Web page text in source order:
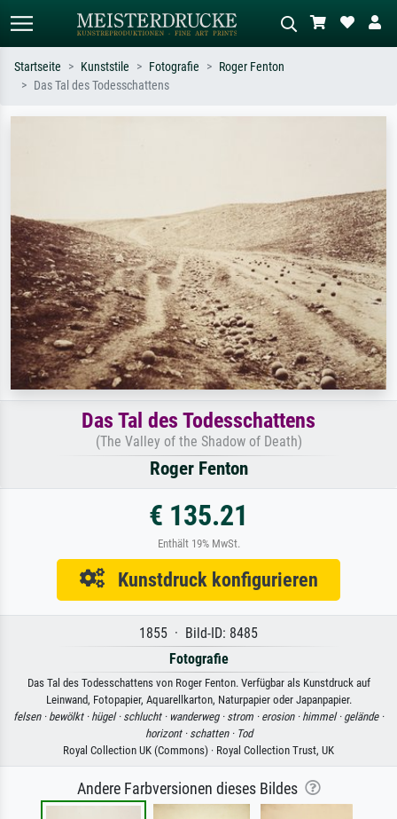
Startseite Kunststile Fotografie
Roger Fenton
Das Tal des Todesschattens
Das Tal des Todesschattens
(The Valley of the Shadow of Death)
Roger Fenton
€ 135.21
Enthält 19% MwSt.
Kunstdruck konfigurieren
1855 · Bild-ID: 8485
Fotografie
Das Tal des Todesschattens von Roger Fenton. Verfügbar als Kunstdruck auf
Leinwand, Fotopapier, Aquarellkarton, Naturpapier oder Japanpapier.
felsen · bewölkt · hügel · schlucht · wanderweg · strom · erosion · himmel · gelände ·
horizont · schatten · Tod
Royal Collection UK (Commons) · Royal Collection Trust, UK
Andere Farbversionen dieses Bildes